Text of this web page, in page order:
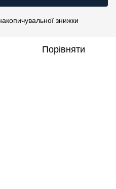
знижки
Порівняти